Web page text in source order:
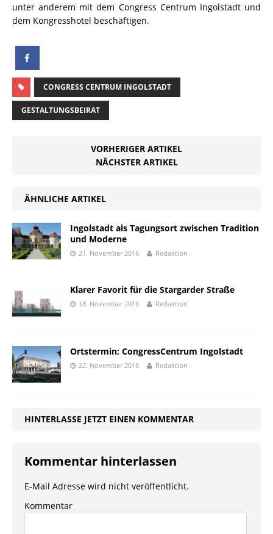
unter anderem mit dem Congress Centrum Ingolstadt und
dem Kongresshotel beschäftigen.
CONGRESS CENTRUM INGOLSTADT
GESTALTUNGSBEIRAT
VORHERIGER ARTIKEL
NÄCHSTER ARTIKEL
ÄHNLICHE ARTIKEL
Ingolstadt als Tagungsort zwischen Tradition
und Moderne
21. November 2016 Redaktion
Klarer Favorit für die Stargarder Straße
18. November 2016 Redaktion
Ortstermin: CongressCentrum Ingolstadt
22. November 2016 Redaktion
HINTERLASSE JETZT EINEN KOMMENTAR
Kommentar hinterlassen
E-Mail Adresse wird nicht veröffentlicht.
Kommentar